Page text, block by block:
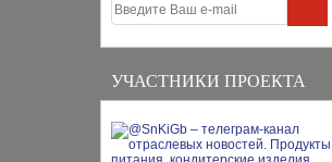
УЧАСТНИКИ ПРОЕКТА